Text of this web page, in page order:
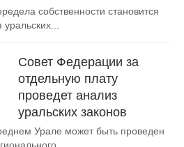
собственности становится
Совет Федерации за
отдельную плату
проведет анализ
уральских законов
Урале может быть проведен